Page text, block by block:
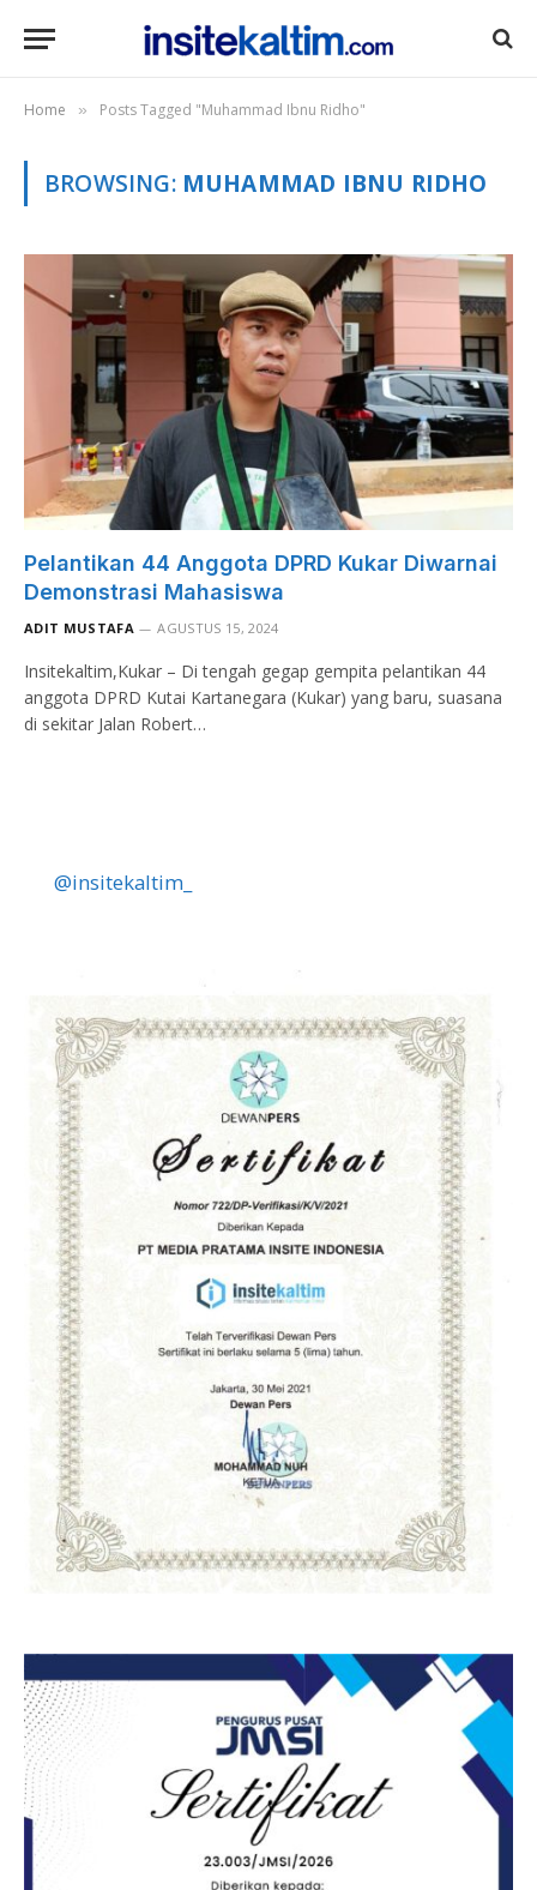
Home » Posts Tagged "Muhammad Ibnu Ridho"
BROWSING: MUHAMMAD IBNU RIDHO
Pelantikan 44 Anggota DPRD Kukar Diwarnai
Demonstrasi Mahasiswa
ADIT MUSTAFA AGUSTUS 15, 2024
Insitekaltim,Kukar – Di tengah gegap gempita pelantikan 44
anggota DPRD Kutai Kartanegara (Kukar) yang baru, suasana
di sekitar Jalan Robert…
@insitekaltim_